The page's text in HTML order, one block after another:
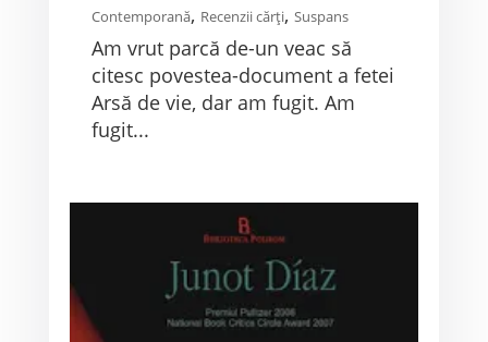
Contemporană, Recenzii cărți, Suspans
Am vrut parcă de-un veac să
citesc povestea-document a fetei
Arsă de vie, dar am fugit. Am
fugit...